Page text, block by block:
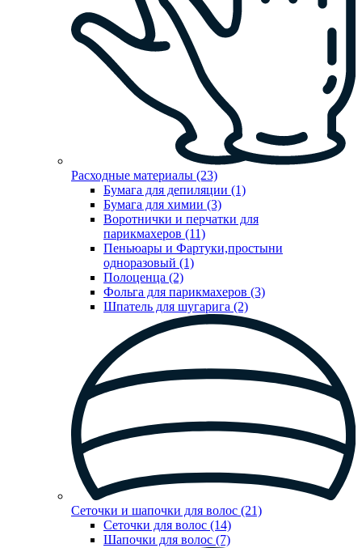
Расходные материалы (23)
Бумага для депиляции (1)
Бумага для химии (3)
Воротнички и перчатки для
парикмахеров (11)
Пеньюары и Фартуки,простыни
одноразовый (1)
Полоценца (2)
Фольга для парикмахеров (3)
Шпатель для шугарига (2)
Сеточки и шапочки для волос (21)
Сеточки для волос (14)
Шапочки для волос (7)